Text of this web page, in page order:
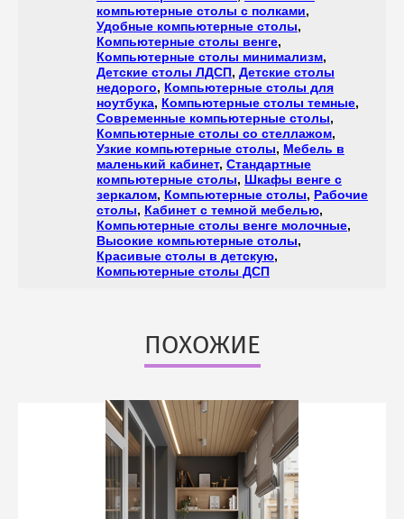
компьютерные столы с полками,
Удобные компьютерные столы,
Компьютерные столы венге,
Компьютерные столы минимализм,
Детские столы ЛДСП, Детские столы
недорого, Компьютерные столы для
ноутбука, Компьютерные столы темные,
Современные компьютерные столы,
Компьютерные столы со стеллажом,
Узкие компьютерные столы, Мебель в
маленький кабинет, Стандартные
компьютерные столы, Шкафы венге с
зеркалом, Компьютерные столы, Рабочие
столы, Кабинет с темной мебелью,
Компьютерные столы венге молочные,
Высокие компьютерные столы,
Красивые столы в детскую,
Компьютерные столы ДСП
ПОХОЖИЕ